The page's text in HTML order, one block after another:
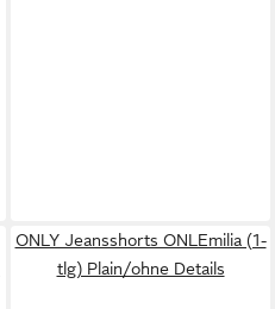
ONLY Jeansshorts ONLEmilia (1-
tlg) Plain/ohne Details